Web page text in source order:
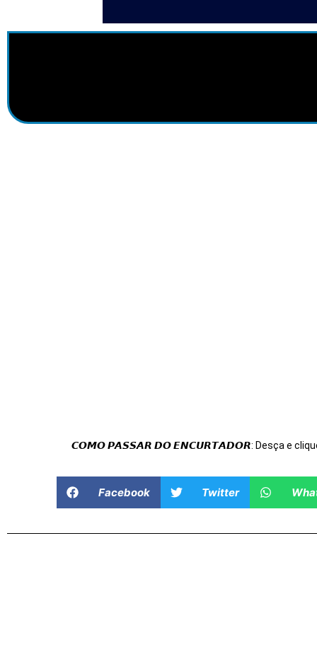
𝘾𝙊𝙈𝙊 𝙋𝘼𝙎𝙎𝘼𝙍 𝘿𝙊 𝙀𝙉𝘾𝙐𝙍𝙏𝘼𝘿𝙊𝙍: Desça e clique
Facebook Twitter